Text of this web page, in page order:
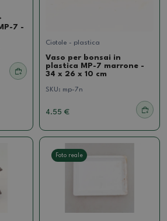
7 -
Ciotole - plastica
Vaso per bonsai in
plastica MP-7 marrone -
34 x 26 x 10 cm
SKU: mp-7n
4.55 €
Foto reale